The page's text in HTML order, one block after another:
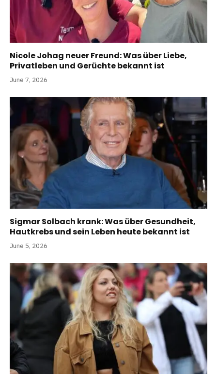
Nicole Johag neuer Freund: Was über Liebe,
Privatleben und Gerüchte bekannt ist
June 7, 2026
Sigmar Solbach krank: Was über Gesundheit,
Hautkrebs und sein Leben heute bekannt ist
June 5, 2026